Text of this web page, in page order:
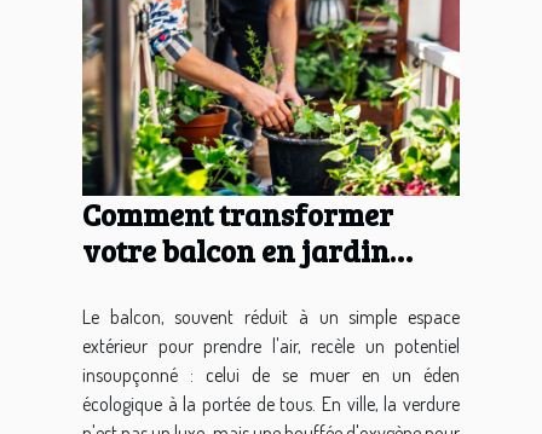
Comment transformer
votre balcon en jardin
Le balcon, souvent réduit à un simple espace
extérieur pour prendre l'air, recèle un potentiel
insoupçonné : celui de se muer en un éden
écologique à la portée de tous. En ville, la verdure